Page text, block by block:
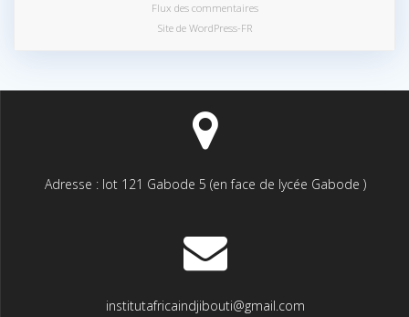
Flux des commentaires
Site de WordPress-FR
Adresse : lot 121 Gabode 5 (en face de lycée Gabode )
institutafricaindjibouti@gmail.com